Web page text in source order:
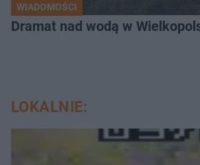
WIADOMOŚCI
Dramat nad wodą w
LOKALNIE: